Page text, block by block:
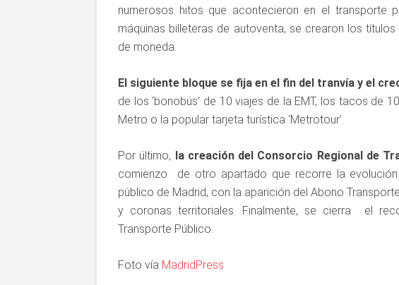
numerosos hitos que acontecieron en el transporte
máquinas billeteras de autoventa, se crearon los
de moneda.
El siguiente bloque se fija en el fin del tranvía y el
de los ‘bonobús’ de 10 viajes de la EMT, los tacos de
Metro o la popular tarjeta turística ‘Metrotour’.
Por último, la creación del Consorcio Regional de
comienzo de otro apartado que recorre la
público de Madrid, con la aparición del Abono
y coronas territoriales. Finalmente, se cierra el
Transporte Público.
Foto vía MadridPress